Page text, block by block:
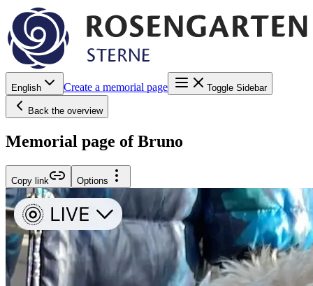
English Create a memorial page Toggle Sidebar
Back the overview
Memorial page of Bruno
Copy link Options